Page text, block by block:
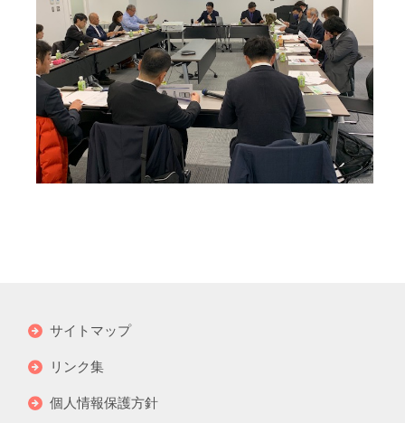
サイトマップ
リンク集
個人情報保護方針